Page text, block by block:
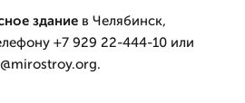
здание в Челябинск,
+7 929 22-444-10 или